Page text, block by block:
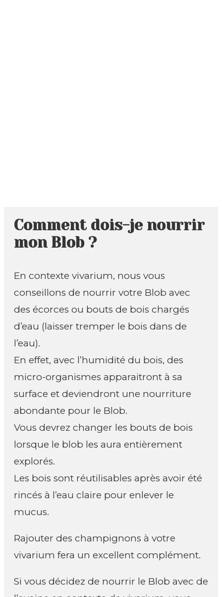
Comment dois-je nourrir
mon Blob ?
En contexte vivarium, nous vous
conseillons de nourrir votre Blob avec
des écorces ou bouts de bois chargés
d’eau (laisser tremper le bois dans de
l’eau).
En effet, avec l’humidité du bois, des
micro-organismes apparaitront à sa
surface et deviendront une nourriture
abondante pour le Blob.
Vous devrez changer les bouts de bois
lorsque le blob les aura entièrement
explorés.
Les bois sont réutilisables après avoir été
rincés à l’eau claire pour enlever le
mucus.
Rajouter des champignons à votre
vivarium fera un excellent complément.
Si vous décidez de nourrir le Blob avec de